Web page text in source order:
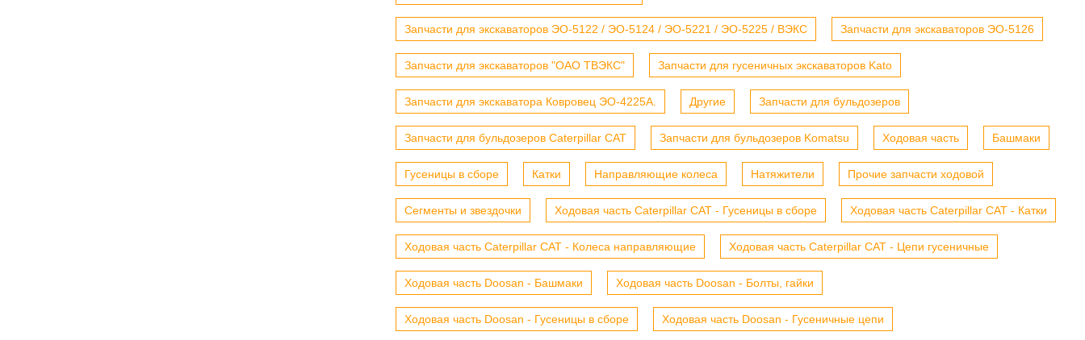
Запчасти для экскаваторов ЭО-5122 / ЭО-5124 / ЭО-5221 / ЭО-5225 / ВЭКС Запчасти для экскаваторов ЭО-5126
Запчасти для экскаваторов "ОАО ТВЭКС" Запчасти для гусеничных экскаваторов Kato
Запчасти для экскаватора Ковровец ЭО-4225А. Другие Запчасти для бульдозеров
Запчасти для бульдозеров Caterpillar CAT Запчасти для бульдозеров Komatsu Ходовая часть Башмаки
Гусеницы в сборе Катки Направляющие колеса Натяжители Прочие запчасти ходовой
Сегменты и звездочки Ходовая часть Caterpillar CAT - Гусеницы в сборе Ходовая часть Caterpillar CAT - Катки
Ходовая часть Caterpillar CAT - Колеса направляющие Ходовая часть Caterpillar CAT - Цепи гусеничные
Ходовая часть Doosan - Башмаки Ходовая часть Doosan - Болты, гайки
Ходовая часть Doosan - Гусеницы в сборе Ходовая часть Doosan - Гусеничные цепи